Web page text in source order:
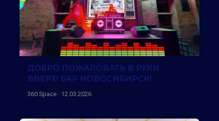
ДОБРО ПОЖАЛОВАТЬ В РУКИ
ВВЕРХ! БАР НОВОСИБИРСК!
360 Space · 12.03.2026